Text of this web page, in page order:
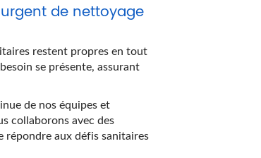
de nettoyage
restent propres en tout
se présente, assurant
de nos équipes et
collaborons avec des
répondre aux défis sanitaires